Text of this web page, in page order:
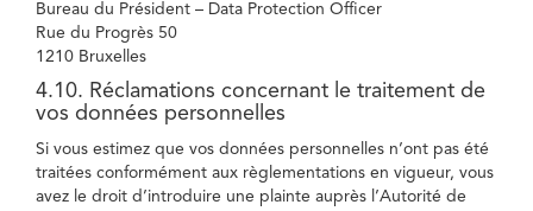
Bureau du Président – Data Protection Officer
Rue du Progrès 50
1210 Bruxelles
4.10. Réclamations concernant le traitement de
vos données personnelles
Si vous estimez que vos données personnelles n’ont pas été
traitées conformément aux règlementations en vigueur, vous
avez le droit d’introduire une plainte auprès l’Autorité de